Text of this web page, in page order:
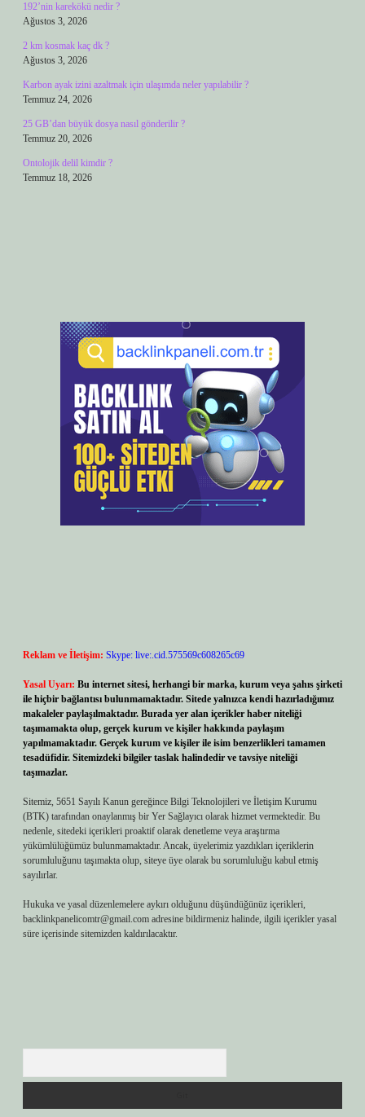
192’nin karekökü nedir ?
Ağustos 3, 2026
2 km kosmak kaç dk ?
Ağustos 3, 2026
Karbon ayak izini azaltmak için ulaşımda neler yapılabilir ?
Temmuz 24, 2026
25 GB’dan büyük dosya nasıl gönderilir ?
Temmuz 20, 2026
Ontolojik delil kimdir ?
Temmuz 18, 2026
Reklam ve İletişim: Skype: live:.cid.575569c608265c69
Yasal Uyarı: Bu internet sitesi, herhangi bir marka, kurum veya şahıs şirketi
ile hiçbir bağlantısı bulunmamaktadır. Sitede yalnızca kendi hazırladığımız
makaleler paylaşılmaktadır. Burada yer alan içerikler haber niteliği
taşımamakta olup, gerçek kurum ve kişiler hakkında paylaşım
yapılmamaktadır. Gerçek kurum ve kişiler ile isim benzerlikleri tamamen
tesadüfidir. Sitemizdeki bilgiler taslak halindedir ve tavsiye niteliği
taşımazlar.
Sitemiz, 5651 Sayılı Kanun gereğince Bilgi Teknolojileri ve İletişim Kurumu
(BTK) tarafından onaylanmış bir Yer Sağlayıcı olarak hizmet vermektedir. Bu
nedenle, sitedeki içerikleri proaktif olarak denetleme veya araştırma
yükümlülüğümüz bulunmamaktadır. Ancak, üyelerimiz yazdıkları içeriklerin
sorumluluğunu taşımakta olup, siteye üye olarak bu sorumluluğu kabul etmiş
sayılırlar.
Hukuka ve yasal düzenlemelere aykırı olduğunu düşündüğünüz içerikleri,
backlinkpanelicomtr@gmail.com adresine bildirmeniz halinde, ilgili içerikler yasal
süre içerisinde sitemizden kaldırılacaktır.